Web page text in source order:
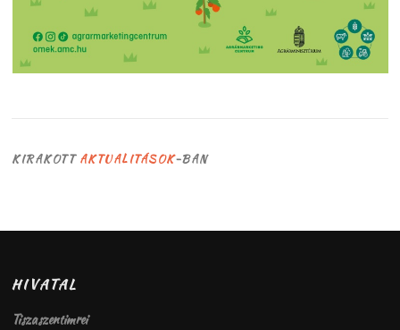
KIRAKOTT AKTUALITÁSOK-BAN
HIVATAL
Tiszaszentimrei